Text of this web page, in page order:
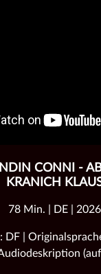
CONNI -
KRANICH
78 Min. | DE | 2026
DF |